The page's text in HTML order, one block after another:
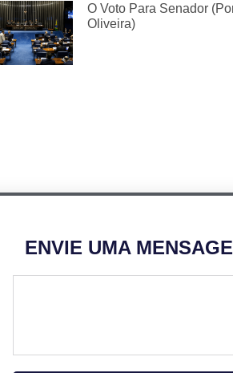
O Voto Para Senador
Oliveira)
ENVIE UMA